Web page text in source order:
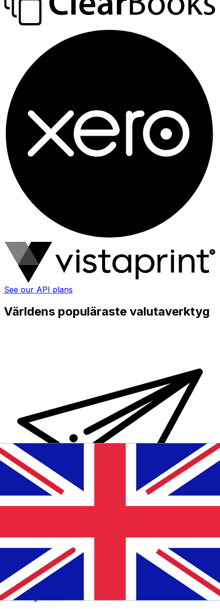
See our API plans
Världens populäraste valutaverktyg
XE Internationella valutaöverföringar
Skicka pengar online snabbt, säkert och enkelt.
Spårning i realtid, notiser och flexibla leverans- och
betalningsalternativ.